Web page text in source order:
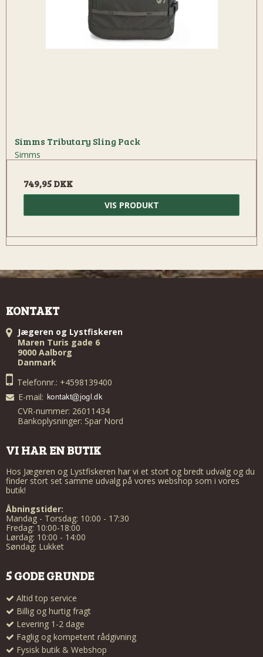
Simms Tributary Sling Pack
Simms
749,95 DKK
VIS PRODUKT
KONTAKT
Jægeren og Lystfiskeren
Maren Turis gade 6
9000 Aalborg
Danmark
Telefonnr.: +4598139400
E-mail:
CVR-nummer: 26011434
Bankoplysninger: Spar Nord
VI HAR EN BUTIK
Hos Jægeren og Lystfiskeren har vi et stort og bredt udvalg og du
finder stort set samme udvalg på vores webshop som i vores
butik!
Åbningstider:
Mandag - Torsdag: 10:00 - 17:30
Fredag: 10:00-18:00
Lørdag: 10:00 - 14:00
Søndag: Lukket
5 GODE GRUNDE
Altid top service
Billig og hurtig fragt
Levering 1-2 dage
Faglig og kompetent rådgivning
Fysisk butik & Webshop